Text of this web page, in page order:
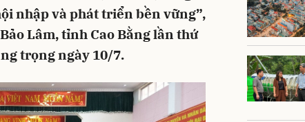
nhập và phát triển bền vững”,
Lâm, tỉnh Cao Bằng lần thứ
trọng ngày 10/7.